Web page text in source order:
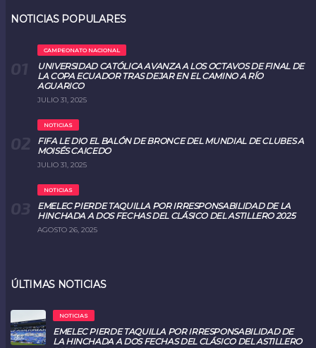
NOTICIAS POPULARES
CAMPEONATO NACIONAL
UNIVERSIDAD CATÓLICA AVANZA A LOS OCTAVOS DE FINAL DE
LA COPA ECUADOR TRAS DEJAR EN EL CAMINO A RÍO
AGUARICO
JULIO 31, 2025
NOTICIAS
FIFA LE DIO EL BALÓN DE BRONCE DEL MUNDIAL DE CLUBES A
MOISÉS CAICEDO
JULIO 31, 2025
NOTICIAS
EMELEC PIERDE TAQUILLA POR IRRESPONSABILIDAD DE LA
HINCHADA A DOS FECHAS DEL CLÁSICO DEL ASTILLERO 2025
AGOSTO 26, 2025
ÚLTIMAS NOTICIAS
NOTICIAS
EMELEC PIERDE TAQUILLA POR IRRESPONSABILIDAD DE
LA HINCHADA A DOS FECHAS DEL CLÁSICO DEL ASTILLERO